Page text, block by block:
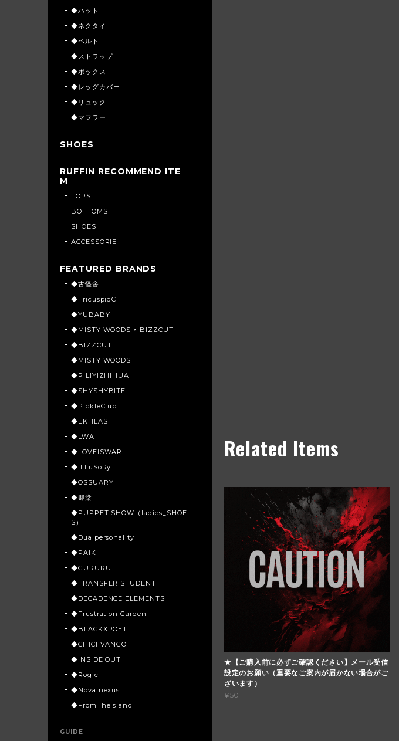
Related Items
★【ご購入前に必ずご確認ください】メール受信
設定のお願い（重要なご案内が届かない場合がご
ざいます）
¥50
◆ハット
◆ネクタイ
◆ベルト
◆ストラップ
◆ボックス
◆レッグカバー
◆リュック
◆マフラー
SHOES
RUFFIN RECOMMEND ITE
M
TOPS
BOTTOMS
SHOES
ACCESSORIE
FEATURED BRANDS
◆古怪舍
◆TricuspidC
◆YUBABY
◆MISTY WOODS × BIZZCUT
◆BIZZCUT
◆MISTY WOODS
◆PILIYIZHIHUA
◆SHYSHYBITE
◆PickleClub
◆EKHLAS
◆LWA
◆LOVEISWAR
◆ILLuSoRy
◆OSSUARY
◆卿棠
◆PUPPET SHOW（ladies_SHOE
S）
◆Dualpersonality
◆PAIKI
◆GURURU
◆TRANSFER STUDENT
◆DECADENCE ELEMENTS
◆Frustration Garden
◆BLACKXPOET
◆CHICI VANGO
◆INSIDE OUT
◆Rogic
◆Nova nexus
◆FromTheisland
GUIDE